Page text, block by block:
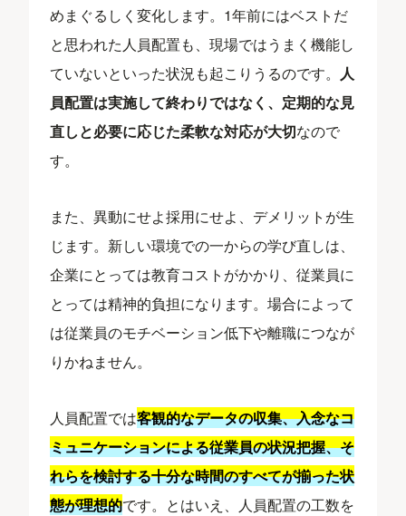
めまぐるしく変化します。1年前にはベストだ
と思われた人員配置も、現場ではうまく機能し
ていないといった状況も起こりうるのです。 人
員配置は実施して終わりではなく、定期的な見
直しと必要に応じた柔軟な対応が大切なので
す。
また、異動にせよ採用にせよ、デメリットが生
じます。新しい環境での一からの学び直しは、
企業にとっては教育コストがかかり、従業員に
とっては精神的負担になります。場合によって
は従業員のモチベーション低下や離職につなが
りかねません。
人員配置では客観的なデータの収集、入念なコ
ミュニケーションによる従業員の状況把握、そ
れらを検討する十分な時間のすべてが揃った状
態が理想的です。とはいえ、人員配置の工数を